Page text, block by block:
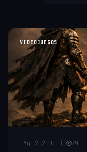
VIDEOJUEGOS
1 Ago 202616 min 79